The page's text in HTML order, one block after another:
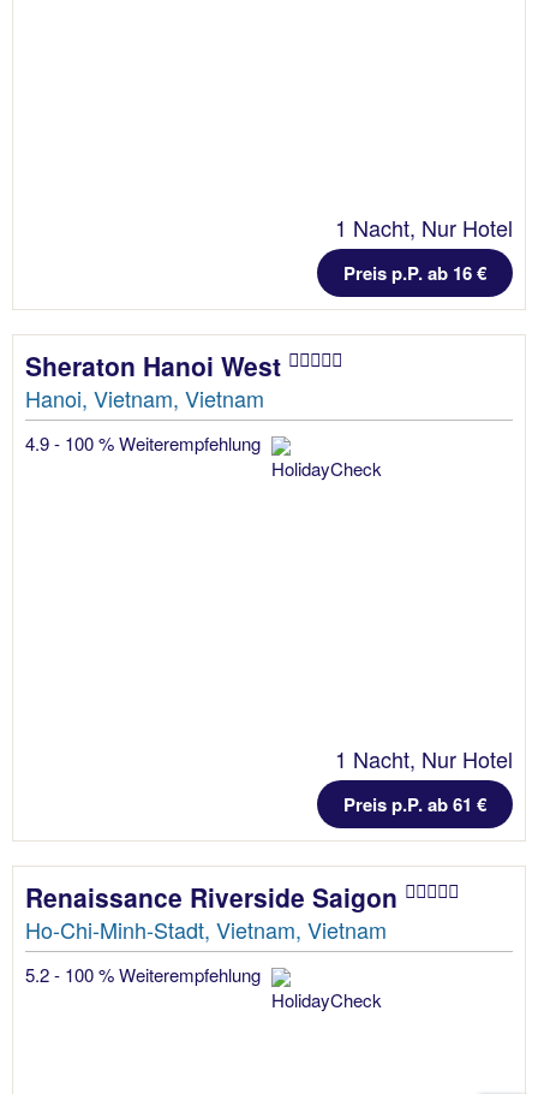
1 Nacht, Nur Hotel
Preis p.P. ab 16 €
Sheraton Hanoi West
Hanoi, Vietnam, Vietnam
4.9 - 100 % Weiterempfehlung
1 Nacht, Nur Hotel
Preis p.P. ab 61 €
Renaissance Riverside Saigon
Ho-Chi-Minh-Stadt, Vietnam, Vietnam
5.2 - 100 % Weiterempfehlung